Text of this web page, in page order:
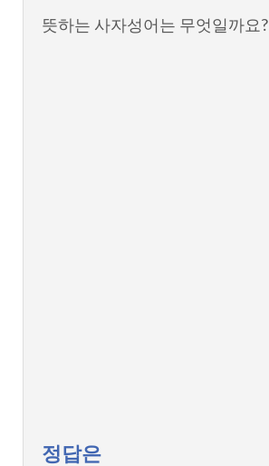
뜻하는 사자성어는 무엇일까요?
정답은